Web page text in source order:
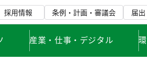
採用情報 条例・計画・審議会 届
産業・仕事・デジタル